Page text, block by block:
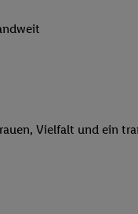
Vielfalt und ein
wiedererkannt
können. Sie
Durch einen